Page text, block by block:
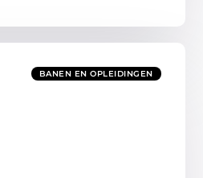
BANEN EN OPLEIDINGEN